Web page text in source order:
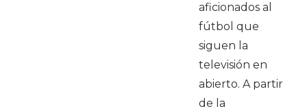
aficionados al
fútbol que
siguen la
televisión en
abierto. A partir
de la